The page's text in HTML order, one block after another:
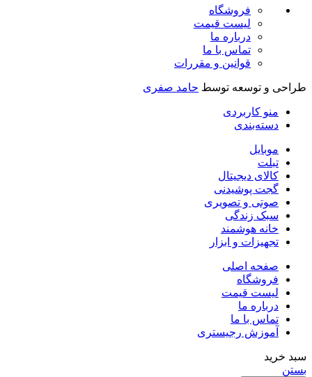
فروشگاه
لیست قیمت
درباره ما
تماس با ما
قوانین و مقررات
و توسعه توسطحامد صفری
منو کاربردی
دسته‌بندی
موبایل
تبلت
کالای دیجیتال
گجت پوشیدنی
صوتی و تصویری
سبک زندگی
خانه هوشمند
تجهیزات و ابزار
صفحه اصلی
فروشگاه
لیست قیمت
درباره ما
تماس با ما
آموزش رجیستری
خرید